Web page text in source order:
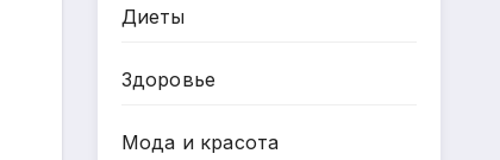
Диеты
Здоровье
Мода и красота